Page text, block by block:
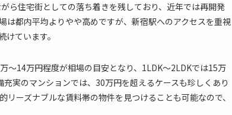
住宅街としての落ち着きを残しており、近年では再開発
は都内平均よりやや高めですが、新宿駅へのアクセスを重視
ています。
～14万円程度が相場の目安となり、1LDK～2LDKでは15万
実のマンションでは、30万円を超えるケースも珍しくあり
ーズナブルな賃料帯の物件を見つけることも可能なので、